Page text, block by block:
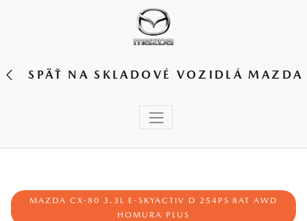
SPÄŤ NA SKLADOVÉ VOZIDLÁ MAZDA
MAZDA CX-80 3.3L E-SKYACTIV D 254PS 8AT AWD
HOMURA PLUS